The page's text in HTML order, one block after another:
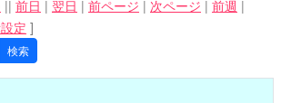
|| 前日 | 翌日 | 前ページ | 次ページ | 前週 |
定 ]